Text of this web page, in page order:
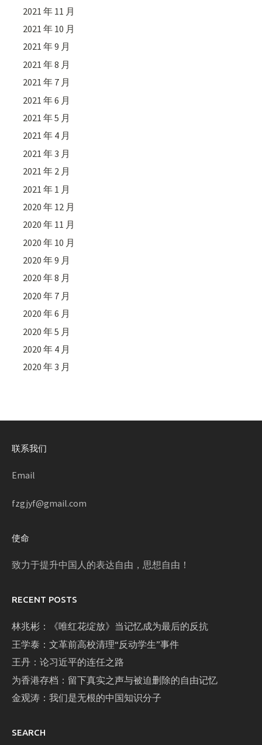
2021 年 11 月
2021 年 10 月
2021 年 9 月
2021 年 8 月
2021 年 7 月
2021 年 6 月
2021 年 5 月
2021 年 4 月
2021 年 3 月
2021 年 2 月
2021 年 1 月
2020 年 12 月
2020 年 11 月
2020 年 10 月
2020 年 9 月
2020 年 8 月
2020 年 7 月
2020 年 6 月
2020 年 5 月
2020 年 4 月
2020 年 3 月
联系我们
Email
fzgjyf@gmail.com
使命
致力于提升中国人的表达自由，思想自由！
RECENT POSTS
林兆彬：《唯红花绽放》当记忆成为最后的反抗
王学泰：文革前高校清理“反动学生”事件
王丹：论习近平的连任之路
为香港存档：留下真实之声与被迫删除的自由记忆
金观涛：我们是无根的中国知识分子
SEARCH